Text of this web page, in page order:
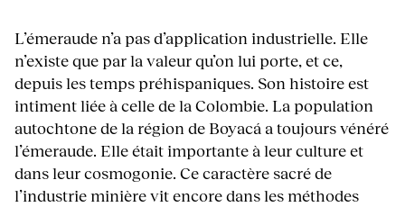
L’émeraude n’a pas d’application industrielle. Elle
n’existe que par la valeur qu’on lui porte, et ce,
depuis les temps préhispaniques. Son histoire est
intiment liée à celle de la Colombie. La population
autochtone de la région de Boyacá a toujours vénéré
l’émeraude. Elle était importante à leur culture et
dans leur cosmogonie. Ce caractère sacré de
l’industrie minière vit encore dans les méthodes